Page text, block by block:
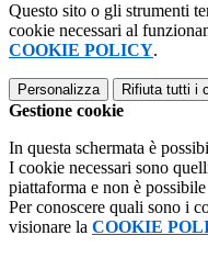
Questo sito o gli strumenti
cookie necessari al
COOKIE POLICY.
Personalizza Rifiuta tutti i
Gestione cookie
In questa schermata è
I cookie necessari sono
piattaforma e non è
Per conoscere quali sono i
visionare la COOKIE